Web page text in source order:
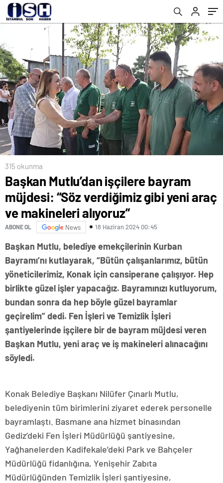
alıyoruz”
315 okunma
Başkan Mutlu’dan işçilere bayram
müjdesi: “Söz verdiğimiz gibi yeni araç
ve makineleri alıyoruz”
ABONE OL News 18 Haziran 2024 00:45
Başkan Mutlu, belediye emekçilerinin Kurban
Bayramı’nı kutlayarak, “Bütün çalışanlarımız, bütün
yöneticilerimiz, Konak için cansiperane çalışıyor. Hep
birlikte güzel işler yapacağız. Bayramınızı kutluyorum,
bundan sonra da hep böyle güzel bayramlar
geçirelim” dedi. Fen İşleri ve Temizlik İşleri
şantiyelerinde işçilere bir de bayram müjdesi veren
Başkan Mutlu, yeni araç ve iş makineleri alınacağını
söyledi.
Konak Belediye Başkanı Nilüfer Çınarlı Mutlu,
belediyenin tüm birimlerini ziyaret ederek personelle
bayramlaştı. Basmane ana hizmet binasından
Gediz’deki Fen İşleri Müdürlüğü şantiyesine,
Yağhanelerden Kadifekale’deki Park ve Bahçeler
Müdürlüğü fidanlığına, Yenişehir Zabıta
Müdürlüğünden Temizlik İşleri şantiyesine,